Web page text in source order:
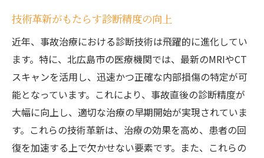
技術革新がもたらす診断精度の向上
近年、事故治療における診断技術は飛躍的に進化してい
ます。特に、北広島市の医療機関では、最新のMRIやCT
スキャンを活用し、迅速かつ正確な内部損傷の特定が可
能となっています。これにより、事故直後の診断精度が
大幅に向上し、適切な治療の早期開始が実現されていま
す。これらの技術革新は、治療の効果を高め、患者の回
復を加速する上で欠かせない要素です。また、これらの